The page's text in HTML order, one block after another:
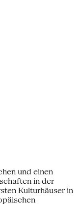
und einen
in der
Kulturhäuser in